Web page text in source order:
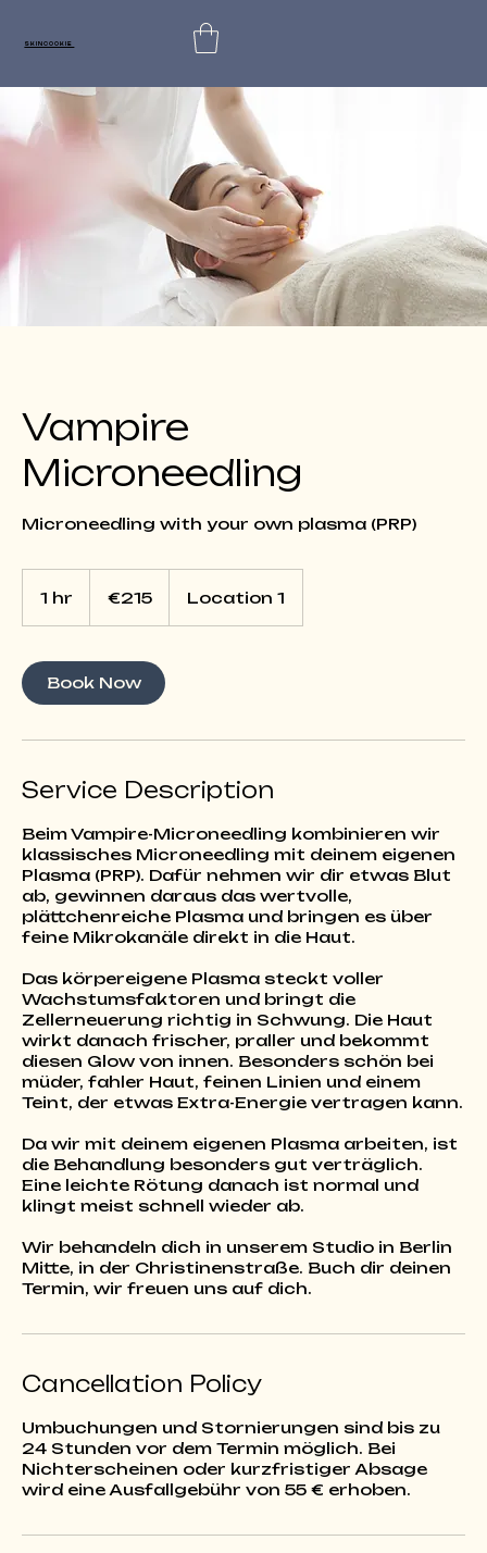
SKINCOOKIE
Vampire
Microneedling
Microneedling with your own plasma (PRP)
1 hr €215 Location 1
Book Now
Service Description
Beim Vampire-Microneedling kombinieren wir
klassisches Microneedling mit deinem eigenen
Plasma (PRP). Dafür nehmen wir dir etwas Blut
ab, gewinnen daraus das wertvolle,
plättchenreiche Plasma und bringen es über
feine Mikrokanäle direkt in die Haut.
Das körpereigene Plasma steckt voller
Wachstumsfaktoren und bringt die
Zellerneuerung richtig in Schwung. Die Haut
wirkt danach frischer, praller und bekommt
diesen Glow von innen. Besonders schön bei
müder, fahler Haut, feinen Linien und einem
Teint, der etwas Extra-Energie vertragen kann.
Da wir mit deinem eigenen Plasma arbeiten, ist
die Behandlung besonders gut verträglich.
Eine leichte Rötung danach ist normal und
klingt meist schnell wieder ab.
Wir behandeln dich in unserem Studio in Berlin
Mitte, in der Christinenstraße. Buch dir deinen
Termin, wir freuen uns auf dich.
Cancellation Policy
Umbuchungen und Stornierungen sind bis zu
24 Stunden vor dem Termin möglich. Bei
Nichterscheinen oder kurzfristiger Absage